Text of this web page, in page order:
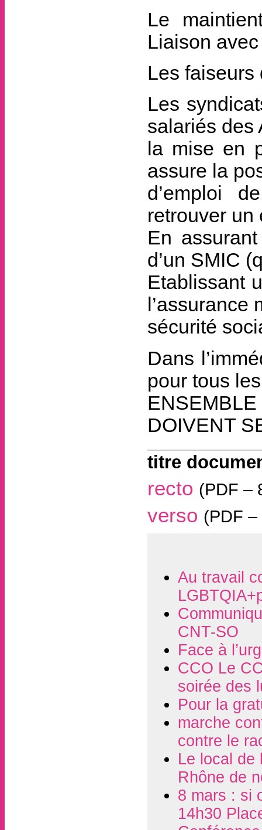
Le
Liaison
Les faiseurs
Les
salariés des
la mise en
assure la
d’emploi
retrouver un
En
d’un SMIC
Etablissant
sécurité
Dans
pour tous
DOIVENT
titre
recto (PDF –
verso (PDF –
Au travail
CNT-SO
Face à
CCO Le
soirée des
Pour la
marche
contre le
Le local de
Rhône de
8 mars : si
14h30